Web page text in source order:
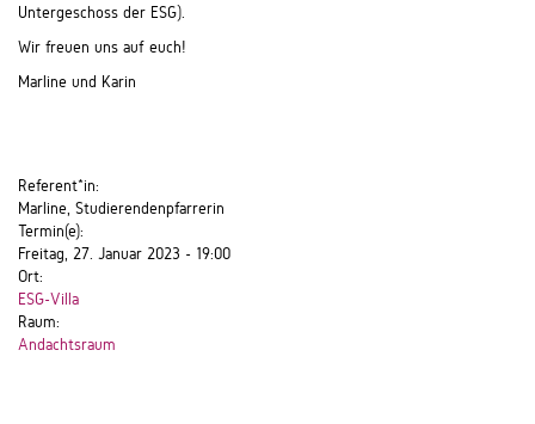
Untergeschoss der ESG).
Wir freuen uns auf euch!
Marline und Karin
Referent*in:
Marline, Studierendenpfarrerin
Termin(e):
Freitag, 27. Januar 2023 - 19:00
Ort:
ESG-Villa
Raum:
Andachtsraum